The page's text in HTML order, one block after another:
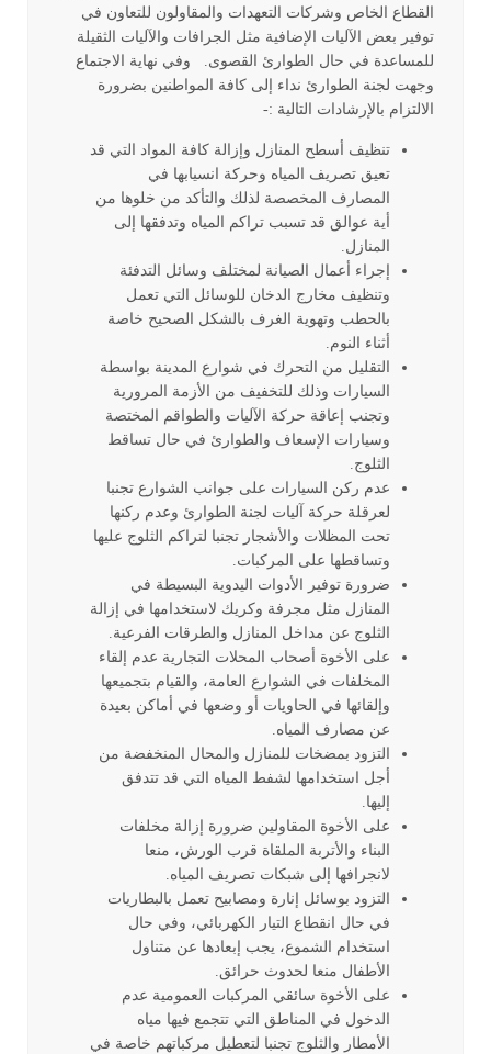
القطاع الخاص وشركات التعهدات والمقاولون للتعاون في
توفير بعض الآليات الإضافية مثل الجرافات والآليات الثقيلة
للمساعدة في حال الطوارئ القصوى. وفي نهاية الاجتماع
وجهت لجنة الطوارئ نداء إلى كافة المواطنين بضرورة
الالتزام بالإرشادات التالية :-
تنظيف أسطح المنازل وإزالة كافة المواد التي قد
تعيق تصريف المياه وحركة انسيابها في
المصارف المخصصة لذلك والتأكد من خلوها من
أية عوالق قد تسبب تراكم المياه وتدفقها إلى
المنازل.
إجراء أعمال الصيانة لمختلف وسائل التدفئة
وتنظيف مخارج الدخان للوسائل التي تعمل
بالحطب وتهوية الغرف بالشكل الصحيح خاصة
أثناء النوم.
التقليل من التحرك في شوارع المدينة بواسطة
السيارات وذلك للتخفيف من الأزمة المرورية
وتجنب إعاقة حركة الآليات والطواقم المختصة
وسيارات الإسعاف والطوارئ في حال تساقط
الثلوج.
عدم ركن السيارات على جوانب الشوارع تجنبا
لعرقلة حركة آليات لجنة الطوارئ وعدم ركنها
تحت المظلات والأشجار تجنبا لتراكم الثلوج عليها
وتساقطها على المركبات.
ضرورة توفير الأدوات اليدوية البسيطة في
المنازل مثل مجرفة وكريك لاستخدامها في إزالة
الثلوج عن مداخل المنازل والطرقات الفرعية.
على الأخوة أصحاب المحلات التجارية عدم إلقاء
المخلفات في الشوارع العامة، والقيام بتجميعها
وإلقائها في الحاويات أو وضعها في أماكن بعيدة
عن مصارف المياه.
التزود بمضخات للمنازل والمحال المنخفضة من
أجل استخدامها لشفط المياه التي قد تتدفق
إليها.
على الأخوة المقاولين ضرورة إزالة مخلفات
البناء والأتربة الملقاة قرب الورش، منعا
لانجرافها إلى شبكات تصريف المياه.
التزود بوسائل إنارة ومصابيح تعمل بالبطاريات
في حال انقطاع التيار الكهربائي، وفي حال
استخدام الشموع، يجب إبعادها عن متناول
الأطفال منعا لحدوث حرائق.
على الأخوة سائقي المركبات العمومية عدم
الدخول في المناطق التي تتجمع فيها مياه
الأمطار والثلوج تجنبا لتعطيل مركباتهم خاصة في